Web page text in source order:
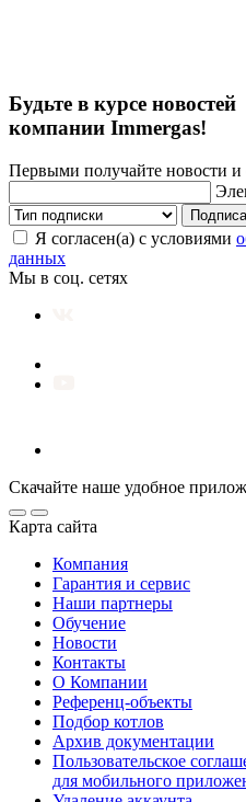
Будьте в курсе новостей
компании Immergas!
Первыми получайте новости
Я согласен(а) с условиями
данных
Мы в соц. сетях
Скачайте наше удобное
Карта сайта
Компания
Гарантия и сервис
Наши партнеры
Обучение
Новости
Контакты
О Компании
Референц-объекты
Подбор котлов
Архив документации
Пользовательское
для мобильного